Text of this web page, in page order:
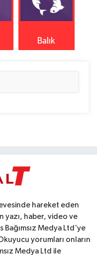
Balık
hareket eden
yazı, haber, video ve
Bağımsız Medya Ltd'ye
yorumları onların
Medya Ltd ile